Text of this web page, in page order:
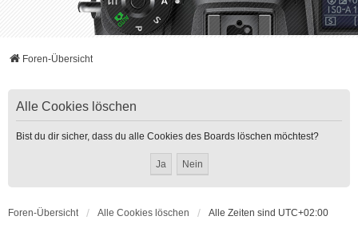
Foren-Übersicht
Alle Cookies löschen
Bist du dir sicher, dass du alle Cookies des Boards löschen möchtest?
Foren-Übersicht Alle Cookies löschen Alle Zeiten sind UTC+02:00